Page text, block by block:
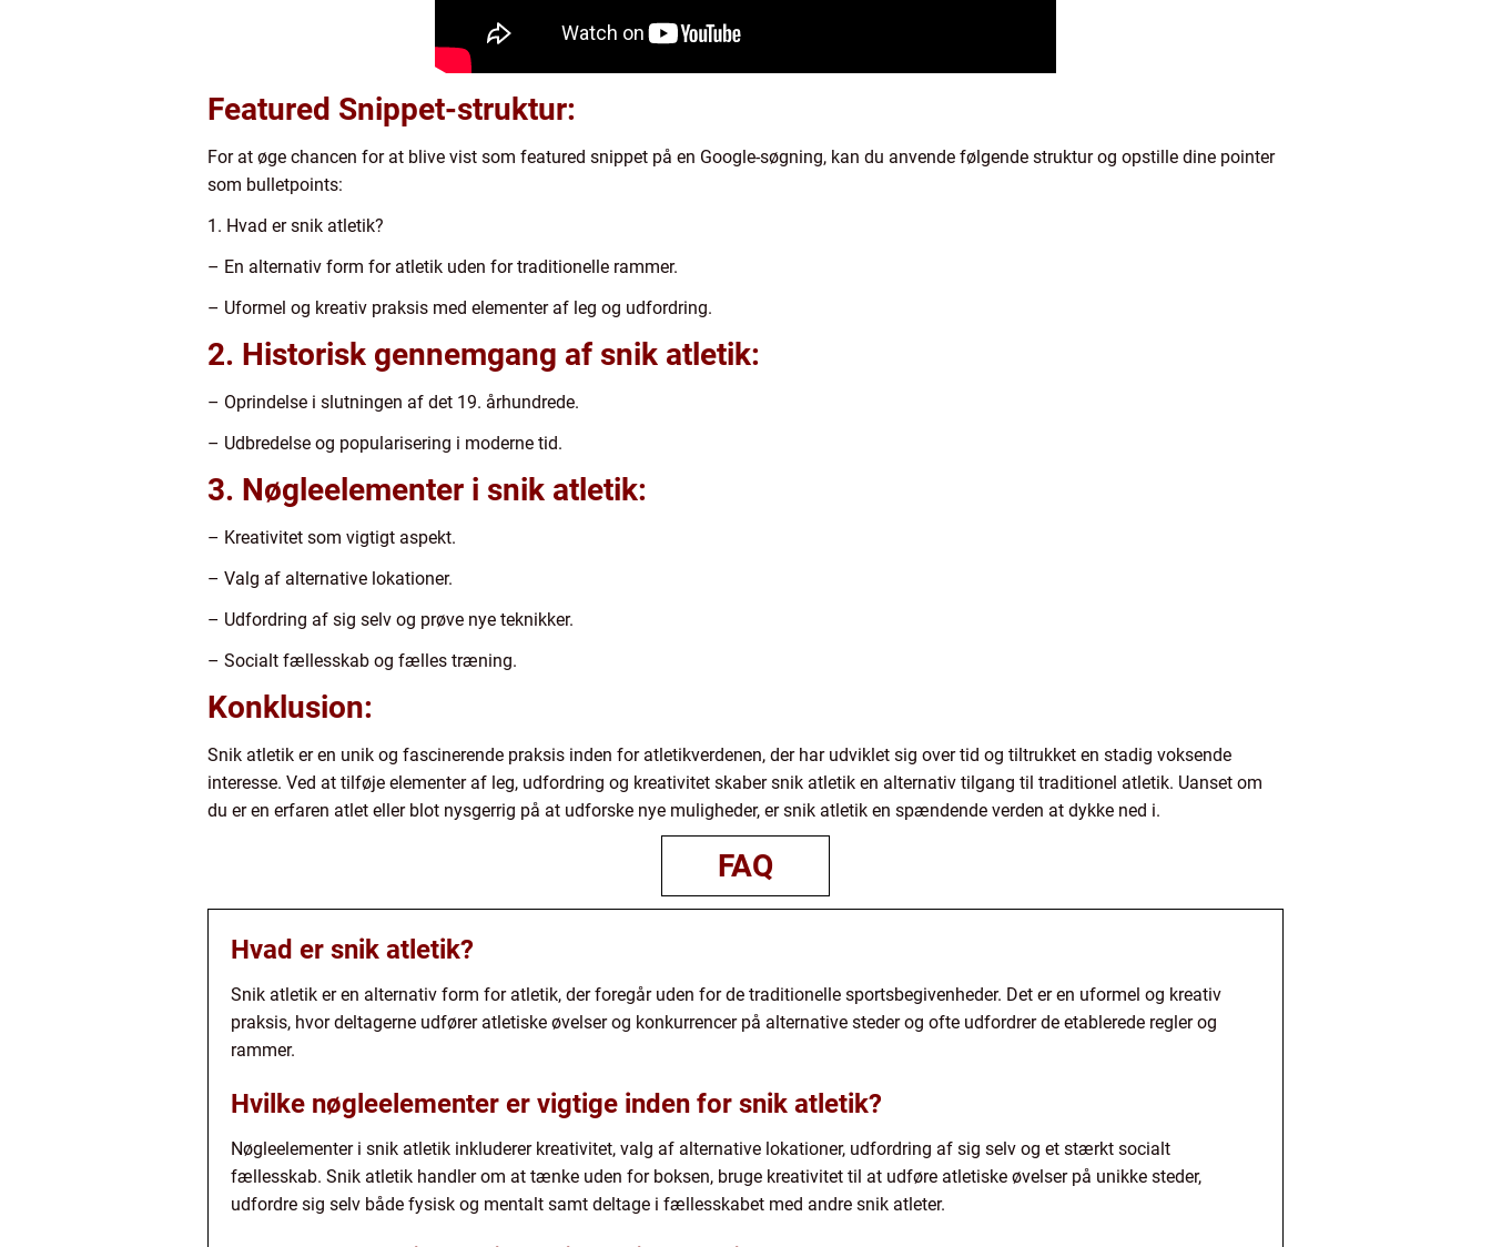
Featured Snippet-struktur:
For at øge chancen for at blive vist som featured snippet på en Google-søgning, kan du anvende følgende struktur og opstille dine pointer
som bulletpoints:
1. Hvad er snik atletik?
– En alternativ form for atletik uden for traditionelle rammer.
– Uformel og kreativ praksis med elementer af leg og udfordring.
2. Historisk gennemgang af snik atletik:
– Oprindelse i slutningen af det 19. århundrede.
– Udbredelse og popularisering i moderne tid.
3. Nøgleelementer i snik atletik:
– Kreativitet som vigtigt aspekt.
– Valg af alternative lokationer.
– Udfordring af sig selv og prøve nye teknikker.
– Socialt fællesskab og fælles træning.
Konklusion:
Snik atletik er en unik og fascinerende praksis inden for atletikverdenen, der har udviklet sig over tid og tiltrukket en stadig voksende
interesse. Ved at tilføje elementer af leg, udfordring og kreativitet skaber snik atletik en alternativ tilgang til traditionel atletik. Uanset om
du er en erfaren atlet eller blot nysgerrig på at udforske nye muligheder, er snik atletik en spændende verden at dykke ned i.
FAQ
Hvad er snik atletik?
Snik atletik er en alternativ form for atletik, der foregår uden for de traditionelle sportsbegivenheder. Det er en uformel og kreativ
praksis, hvor deltagerne udfører atletiske øvelser og konkurrencer på alternative steder og ofte udfordrer de etablerede regler og
rammer.
Hvilke nøgleelementer er vigtige inden for snik atletik?
Nøgleelementer i snik atletik inkluderer kreativitet, valg af alternative lokationer, udfordring af sig selv og et stærkt socialt
fællesskab. Snik atletik handler om at tænke uden for boksen, bruge kreativitet til at udføre atletiske øvelser på unikke steder,
udfordre sig selv både fysisk og mentalt samt deltage i fællesskabet med andre snik atleter.